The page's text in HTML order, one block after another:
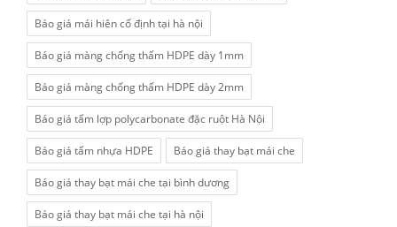
Báo giá mái hiên cố định tại hà nội
Báo giá màng chống thấm HDPE dày 1mm
Báo giá màng chống thấm HDPE dày 2mm
Báo giá tấm lợp polycarbonate đặc ruột Hà Nội
Báo giá tấm nhựa HDPE Báo giá thay bạt mái che
Báo giá thay bạt mái che tại bình dương
Báo giá thay bạt mái che tại hà nội